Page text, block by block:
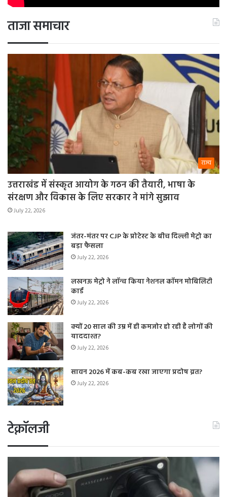
ताजा समाचार
राज्य
उत्तराखंड में संस्कृत आयोग के गठन की तैयारी, भाषा के
संरक्षण और विकास के लिए सरकार ने मांगे सुझाव
July 22, 2026
जंतर-मंतर पर CJP के प्रोटेस्ट के बीच दिल्ली मेट्रो का
बड़ा फैसला
July 22, 2026
लखनऊ मेट्रो ने लॉन्च किया नेशनल कॉमन मोबिलिटी
कार्ड
July 22, 2026
क्यों 20 साल की उम्र में ही कमजोर हो रही है लोगों की
याददाश्त?
July 22, 2026
सावन 2026 में कब-कब रखा जाएगा प्रदोष व्रत?
July 22, 2026
टेक्नॉलजी